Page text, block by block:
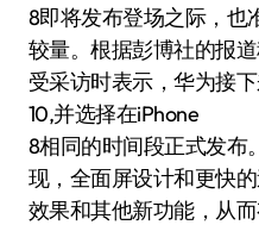
8即将发布登场之际，也
较量。根据彭博社的报
受采访时表示，华为接
10,并选择在iPhone
8相同的时间段正式发布
现，全面屏设计和更快
效果和其他新功能，从